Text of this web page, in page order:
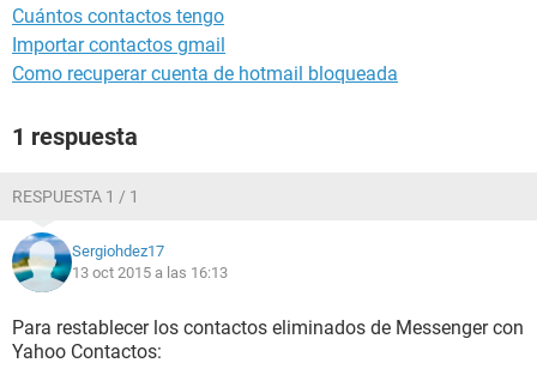
Cuántos contactos tengo
Importar contactos gmail
Como recuperar cuenta de hotmail bloqueada
1 respuesta
RESPUESTA 1 / 1
Sergiohdez17
13 oct 2015 a las 16:13
Para restablecer los contactos eliminados de Messenger con
Yahoo Contactos: